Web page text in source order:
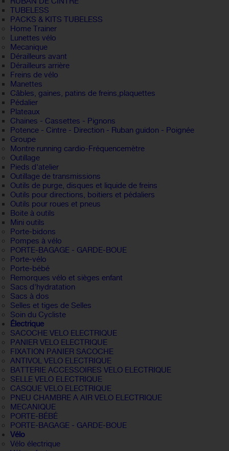
TUBELESS
PACKS & KITS TUBELESS
Home Trainer
Lunettes vélo
Mecanique
Dérailleurs avant
Dérailleurs arrière
Freins de vélo
Manettes
Câbles, gaines, patins de freins,plaquettes
Pédalier
Plateaux
Chaines - Cassettes - Pignons
Potence - Cintre - Direction - Ruban guidon - Poignée
Groupe
Montre running cardio-Fréquencemètre
Outillage
Pieds d'atelier
Outillage de transmissions
Outils de purge, disques et liquide de freins
Outils pour directions, boitiers et pédaliers
Outils pour roues et pneus
Boite à outils
Mini outils
Porte-bidons
Pompes à vélo
PORTE-BAGAGE - GARDE-BOUE
Porte-vélo
Porte-bébé
Remorques vélo et sièges enfant
Sacs d'hydratation
Sacs à dos
Selles et tiges de Selles
Soin du Cycliste
Électrique
SACOCHE VELO ELECTRIQUE
PANIER VELO ELECTRIQUE
FIXATION PANIER SACOCHE
ANTIVOL VELO ELECTRIQUE
BATTERIE ACCESSOIRES VELO ELECTRIQUE
SELLE VELO ELECTRIQUE
CASQUE VELO ELECTRIQUE
PNEU CHAMBRE A AIR VELO ELECTRIQUE
MECANIQUE
PORTE-BÉBÉ
PORTE-BAGAGE - GARDE-BOUE
Vélo
Vélo électrique